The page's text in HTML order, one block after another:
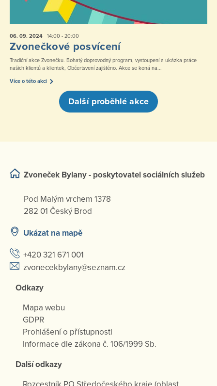
06. 09. 2024 14:00 - 20:00
Zvonečkové posvícení
Tradiční akce Zvonečku. Bohatý doprovodný program, vystoupení a ukázka práce
našich klientů a klientek, Občertsvení zajištěno. Akce se koná na...
Více o této akci
Další proběhlé akce
Zvoneček Bylany - poskytovatel sociálních služeb
Pod Malým vrchem 1378
282 01 Český Brod
Ukázat na mapě
+420 321 671 001
zvonecekbylany@seznam.cz
Odkazy
Mapa webu
GDPR
Prohlášení o přístupnosti
Informace dle zákona č. 106/1999 Sb.
Další odkazy